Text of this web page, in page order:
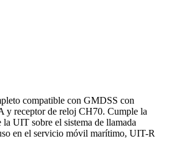
compatible con GMDSS con
y receptor de reloj CH70. Cumple la
UIT sobre el sistema de llamada
en el servicio móvil marítimo, UIT-R